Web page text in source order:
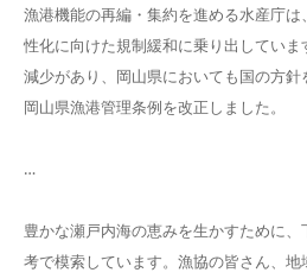
漁港機能の再編・集約を進める水産庁
性化に向けた規制緩和に乗り出してい
減少があり、岡山県においても国の方
岡山県漁港管理条例を改正しました。
…
豊かな瀬戸内海の恵みを生かすために
考で模索しています。漁協の皆さん、